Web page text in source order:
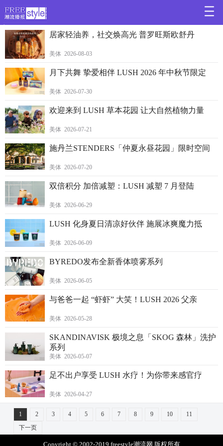
>
居家轻油养，社交焕高光 普罗旺斯欧舒丹
美体 2026-08-03
月下共舞 挚爱相伴 LUSH 2026 年中秋节限定
美体 2026-07-30
欢迎来到 LUSH 草本花园 让大自然植物力量
美体 2026-07-21
施丹兰STENDERS「仲夏永昼花园」限时空间
美体 2026-07-20
双倍积分 加倍减塑：LUSH 减塑 7 月登陆
美体 2026-06-29
LUSH 化身夏日清凉好伙伴 施展冰爽魔力抵
美体 2026-06-09
BYREDO发布全新香体喷雾系列
美体 2026-06-05
与爸爸一起 “虾虾” 大笑！LUSH 2026 父亲
美体 2026-05-28
SKANDINAVISK 极境之息「SKOG 森林」洗护
系列
美体 2026-05-07
足不出户享受 LUSH 水疗！为你带来感官疗
美体 2026-04-27
1 2 3 4 5 6 7 8 9 10
11
下一页
Copyright © 2002-2019 freestyle潮流网 版权所有